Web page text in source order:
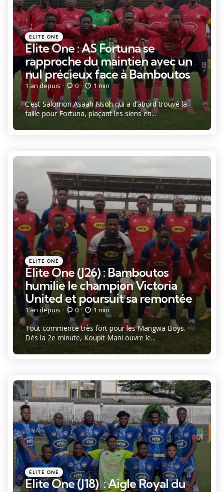
Catégories
Posté
dans
ELITE ONE
Elite One : AS Fortuna se
rapproche du maintien avec un
nul précieux face à Bamboutos
1 an depuis 0 1 min
C’est Salomon Asaah Nsoh qui a d’abord trouvé la
faille pour Fortuna, plaçant les siens en...
Catégories
Posté
dans
ELITE ONE
Élite One (J26) : Bamboutos
humilie le champion Victoria
United et poursuit sa remontée
1 an depuis 0 1 min
Tout commence très fort pour les Mangwa Boys.
Dès la 2e minute, Koupit Mani ouvre le...
Catégories
Posté
dans
ELITE ONE
Elite One (J18) : Aigle Royal du